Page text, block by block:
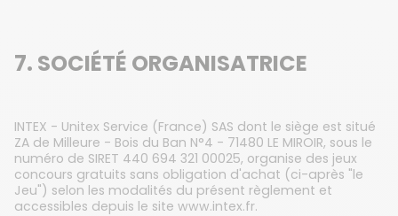
7. SOCIÉTÉ ORGANISATRICE
INTEX - Unitex Service (France) SAS dont le siège est situé
ZA de Milleure - Bois du Ban N°4 - 71480 LE MIROIR, sous le
numéro de SIRET 440 694 321 00025, organise des jeux
concours gratuits sans obligation d'achat (ci-après "le
Jeu") selon les modalités du présent règlement et
accessibles depuis le site www.intex.fr.